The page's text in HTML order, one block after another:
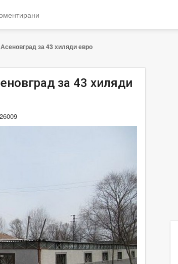
за 43 хиляди евро
за 43 хиляди
26009